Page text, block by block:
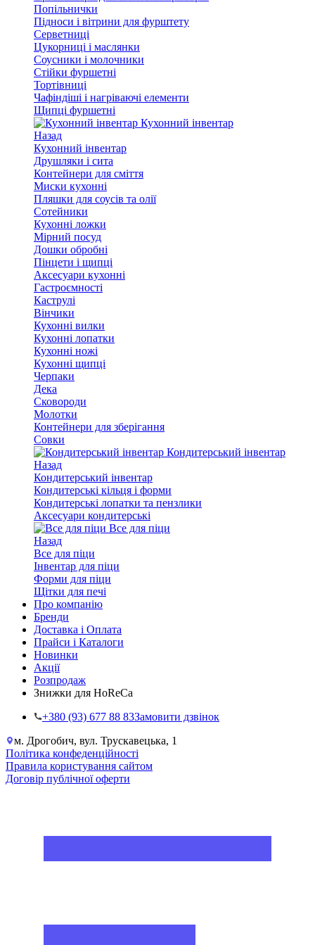
Попільнички
Підноси і вітрини для фурштету
Серветниці
Цукорниці і маслянки
Соусники і молочники
Стійки фуршетні
Тортівниці
Чафіндіші і нагріваючі елементи
Щипці фуршетні
Кухонний інвентар
Назад
Кухонний інвентар
Друшляки і сита
Контейнери для сміття
Миски кухонні
Пляшки для соусів та олії
Сотейники
Кухонні ложки
Мірний посуд
Дошки обробні
Пінцети і щипці
Аксесуари кухонні
Гастроємності
Каструлі
Вінчики
Кухонні вилки
Кухонні лопатки
Кухонні ножі
Кухонні щипці
Черпаки
Дека
Сковороди
Молотки
Контейнери для зберігання
Совки
Кондитерський інвентар
Назад
Кондитерський інвентар
Кондитерські кільця і форми
Кондитерські лопатки та пензлики
Аксесуари кондитерські
Все для піци
Назад
Все для піци
Інвентар для піци
Форми для піци
Щітки для печі
Про компанію
Бренди
Доставка і Оплата
Прайси і Каталоги
Новинки
Акції
Розпродаж
Знижки для HoReCa
+38‎0 (93) 677 88 83Замовити дзвінок
м. Дрогобич, вул. Трускавецька, 1
Політика конфеденційності
Правила користування сайтом
Договір публічної оферти